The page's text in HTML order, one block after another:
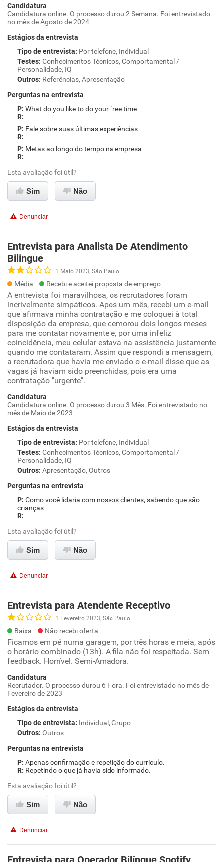
Candidatura
Candidatura online. O processo durou 2 Semana. Foi entrevistado
no mês de Agosto de 2024
Estágios da entrevista
Tipo de entrevista: Por telefone, Individual
Testes: Conhecimentos Técnicos, Comportamental /
Personalidade, IQ
Outros: Referências, Apresentação
Perguntas na entrevista
What do you like to do your free time
Fale sobre suas últimas experiências
Metas ao longo do tempo na empresa
Esta avaliação foi útil?
Sim Não
Denunciar
Entrevista para Analista De Atendimento
Bilingue
1 Maio 2023, São Paulo
Média Recebi e aceitei proposta de emprego
A entrevista foi maravilhosa, os recrutadores foram
incrivelmente simpáticos. Após um mês, recebi um e-mail
que afirmava minha contratação e me coloquei à total
disposição da empresa, que demorou dois longos meses
para me contatar novamente e, por uma infeliz
coincidência, meu celular estava na assistência justamente
quando me contataram. Assim que respondi a mensagem,
a recrutadora que havia me enviado o e-mail disse que as
vagas já haviam sido preenchidas, pois era uma
contratação "urgente".
Candidatura
Candidatura online. O processo durou 3 Mês. Foi entrevistado no
mês de Maio de 2023
Estágios da entrevista
Tipo de entrevista: Por telefone, Individual
Testes: Conhecimentos Técnicos, Comportamental /
Personalidade, IQ
Outros: Apresentação, Outros
Perguntas na entrevista
Como você lidaria com nossos clientes, sabendo que são
crianças
Esta avaliação foi útil?
Sim Não
Denunciar
Entrevista para Atendente Receptivo
1 Fevereiro 2023, São Paulo
Baixa Não recebi oferta
Ficamos em pé numa garagem, por três horas e meia, após
o horário combinado (13h). A fila não foi respeitada. Sem
feedback. Horrível. Semi-Amadora.
Candidatura
Recrutador. O processo durou 6 Hora. Foi entrevistado no mês de
Fevereiro de 2023
Estágios da entrevista
Tipo de entrevista: Individual, Grupo
Outros: Outros
Perguntas na entrevista
Apenas confirmação e repetição do currículo.
Repetindo o que já havia sido informado.
Esta avaliação foi útil?
Sim Não
Denunciar
Entrevista para Operador Bilíngue Spotify